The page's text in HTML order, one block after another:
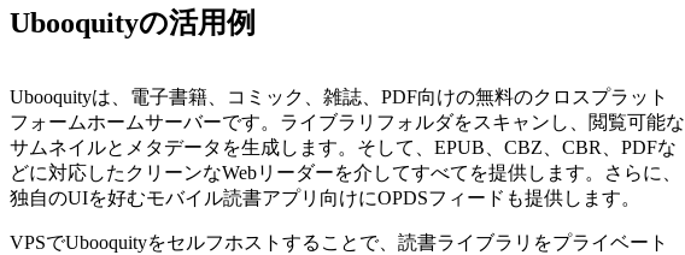
Ubooquityの活用例
Ubooquityは、電子書籍、コミック、雑誌、PDF向けの無料のクロスプラット
フォームホームサーバーです。ライブラリフォルダをスキャンし、閲覧可能な
サムネイルとメタデータを生成します。そして、EPUB、CBZ、CBR、PDFな
どに対応したクリーンなWebリーダーを介してすべてを提供します。さらに、
独自のUIを好むモバイル読書アプリ向けにOPDSフィードも提供します。
VPSでUbooquityをセルフホストすることで、読書ライブラリをプライベート